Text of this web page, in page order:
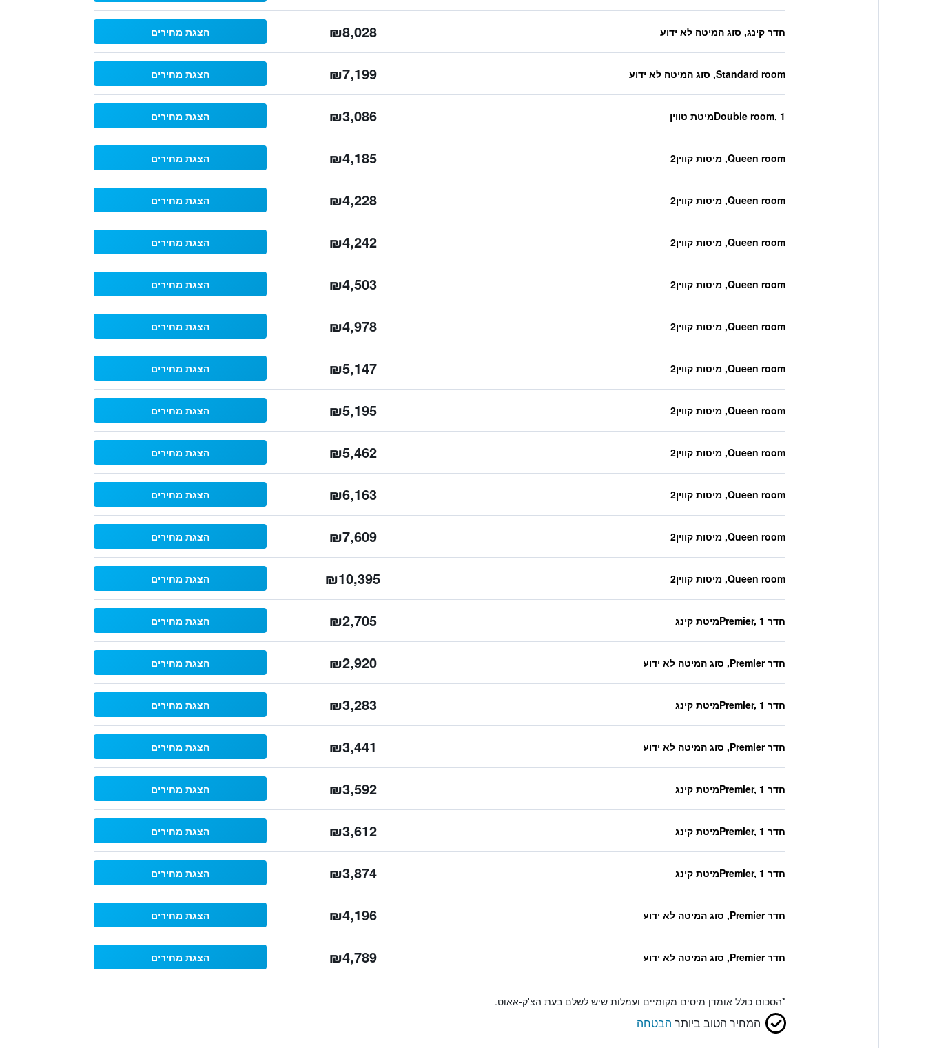
חדר קינג, סוג המיטה לא ידוע ₪8,028 הצגת מחירים
Standard room, סוג המיטה לא ידוע ₪7,199 הצגת מחירים
Double room, 1מיטת טווין ₪3,086 הצגת מחירים
Queen room, מיטות קווין2 ₪4,185 הצגת מחירים
Queen room, מיטות קווין2 ₪4,228 הצגת מחירים
Queen room, מיטות קווין2 ₪4,242 הצגת מחירים
Queen room, מיטות קווין2 ₪4,503 הצגת מחירים
Queen room, מיטות קווין2 ₪4,978 הצגת מחירים
Queen room, מיטות קווין2 ₪5,147 הצגת מחירים
Queen room, מיטות קווין2 ₪5,195 הצגת מחירים
Queen room, מיטות קווין2 ₪5,462 הצגת מחירים
Queen room, מיטות קווין2 ₪6,163 הצגת מחירים
Queen room, מיטות קווין2 ₪7,609 הצגת מחירים
Queen room, מיטות קווין2 ₪10,395 הצגת מחירים
חדר Premier, 1מיטת קינג ₪2,705 הצגת מחירים
חדר Premier, סוג המיטה לא ידוע ₪2,920 הצגת מחירים
חדר Premier, 1מיטת קינג ₪3,283 הצגת מחירים
חדר Premier, סוג המיטה לא ידוע ₪3,441 הצגת מחירים
חדר Premier, 1מיטת קינג ₪3,592 הצגת מחירים
חדר Premier, 1מיטת קינג ₪3,612 הצגת מחירים
חדר Premier, 1מיטת קינג ₪3,874 הצגת מחירים
חדר Premier, סוג המיטה לא ידוע ₪4,196 הצגת מחירים
חדר Premier, סוג המיטה לא ידוע ₪4,789 הצגת מחירים
*הסכום כולל אומדן מיסים מקומיים ועמלות שיש לשלם בעת הצ'ק-אאוט.
המחיר הטוב ביותר הבטחה